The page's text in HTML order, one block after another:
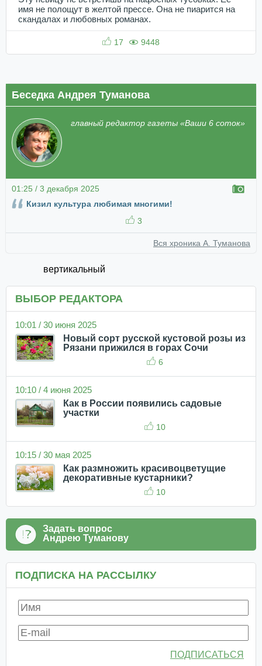
имя не полощут в желтой прессе. Она не пиарится на
скандалах и любовных романах.
17 9448
Беседка Андрея Туманова
главный редактор газеты «Ваши 6 соток»
01:25 / 3 декабря 2025
Кизил культура любимая многими!
3
Вся хроника А. Туманова
вертикальный
ВЫБОР РЕДАКТОРА
10:01 / 30 июня 2025
Новый сорт русской кустовой розы из
Рязани прижился в горах Сочи
6
10:10 / 4 июня 2025
Как в России появились садовые
участки
10
10:15 / 30 мая 2025
Как размножить красивоцветущие
декоративные кустарники?
10
Задать вопрос
Андрею Туманову
ПОДПИСКА НА РАССЫЛКУ
ПОДПИСАТЬСЯ